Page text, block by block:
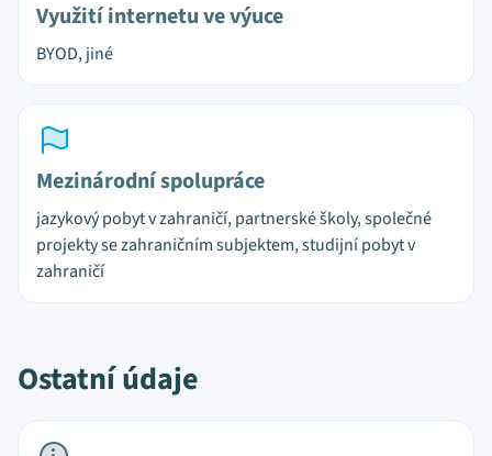
Využití internetu ve výuce
BYOD, jiné
Mezinárodní spolupráce
jazykový pobyt v zahraničí, partnerské školy, společné
projekty se zahraničním subjektem, studijní pobyt v
zahraničí
Ostatní údaje